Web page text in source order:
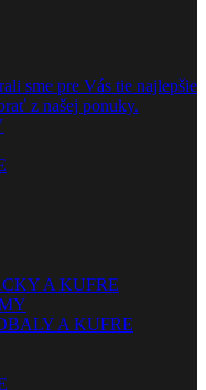
sme pre Vás tie najlepšie
z našej ponuky.
A KUFRE
A KUFRE